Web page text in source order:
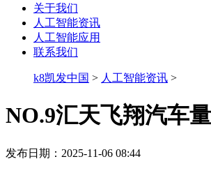
关于我们
人工智能资讯
人工智能应用
联系我们
k8凯发中国 > 人工智能资讯 >
NO.9汇天飞翔汽车
发布日期：2025-11-06 08:44